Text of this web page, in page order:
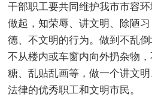
干部职工要共同维护我市市容
做起，知荣辱、讲文明、除陋
德、不文明的行为。做到不乱
不从楼内或车窗内向外扔杂物
糖、乱贴乱画等，做一个讲文
法律的优秀职工和文明市民。